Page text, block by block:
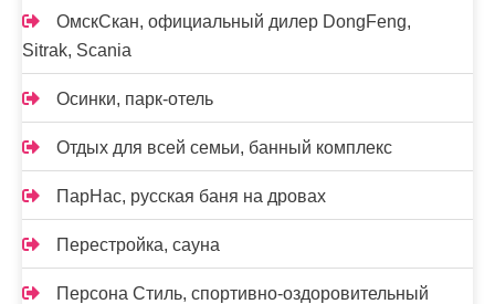
ОмскСкан, официальный дилер DongFeng,
Sitrak, Scania
Осинки, парк-отель
Отдых для всей семьи, банный комплекс
ПарНас, русская баня на дровах
Перестройка, сауна
Персона Стиль, спортивно-оздоровительный